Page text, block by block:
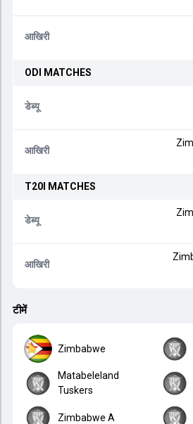
आखिरी
ODI MATCHES
डेब्यू
आखिरी
T20I MATCHES
डेब्यू
आखिरी
टीमें
Zimbabwe
Matabeleland
Tuskers
Zimbabwe A